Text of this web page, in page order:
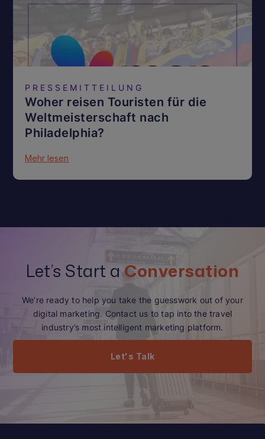
PRESSEMITTEILUNG
Woher reisen Touristen für die
Weltmeisterschaft nach
Philadelphia?
Mehr lesen
Let’s Start a Conversation
We’re ready to help you take the guesswork out of your
digital marketing. Contact us to tap into the travel
industry’s most intelligent marketing platform.
Let's Talk